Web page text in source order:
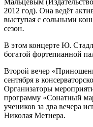
2012 год). Она ведёт
выступая с сольными
сезон.
В этом концерте Ю.
богатой фортепианной
Второй вечер
сентября в
Организаторы
программу «Сонатный
учеников за два вечера
Николая Метнера.